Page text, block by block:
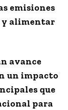
emisiones
y alimentar
avance
un impacto
que
para